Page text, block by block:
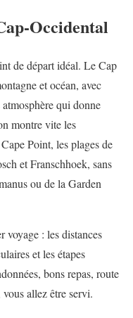
Occidental
de départ idéal. Le Cap
et océan, avec
qui donne
montre vite les
Point, les plages de
et Franschhoek, sans
ou de la Garden
voyage : les distances
et les étapes
bons repas, route
allez être servi.